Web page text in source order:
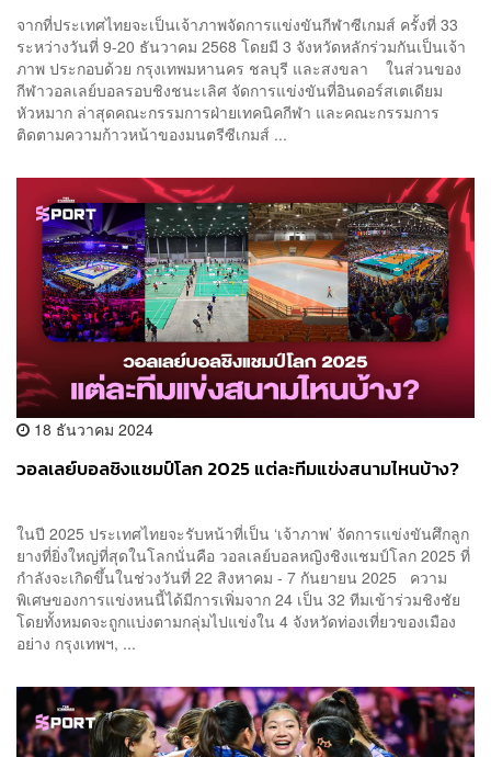
จากที่ประเทศไทยจะเป็นเจ้าภาพจัดการแข่งขันกีฬาซีเกมส์ ครั้งที่ 33
ระหว่างวันที่ 9-20 ธันวาคม 2568 โดยมี 3 จังหวัดหลักร่วมกันเป็นเจ้า
ภาพ ประกอบด้วย กรุงเทพมหานคร ชลบุรี และสงขลา ในส่วนของ
กีฬาวอลเลย์บอลรอบชิงชนะเลิศ จัดการแข่งขันที่อินดอร์สเตเดียม
หัวหมาก ล่าสุดคณะกรรมการฝ่ายเทคนิคกีฬา และคณะกรรมการ
ติดตามความก้าวหน้าของมนตรีซีเกมส์ ...
18 ธันวาคม 2024
วอลเลย์บอลชิงแชมป์โลก 2025 แต่ละทีมแข่งสนามไหนบ้าง?
ในปี 2025 ประเทศไทยจะรับหน้าที่เป็น ‘เจ้าภาพ’ จัดการแข่งขันศึกลูก
ยางที่ยิ่งใหญ่ที่สุดในโลกนั่นคือ วอลเลย์บอลหญิงชิงแชมป์โลก 2025 ที่
กำลังจะเกิดขึ้นในช่วงวันที่ 22 สิงหาคม - 7 กันยายน 2025 ความ
พิเศษของการแข่งหนนี้ได้มีการเพิ่มจาก 24 เป็น 32 ทีมเข้าร่วมชิงชัย
โดยทั้งหมดจะถูกแบ่งตามกลุ่มไปแข่งใน 4 จังหวัดท่องเที่ยวของเมือง
อย่าง กรุงเทพฯ, ...